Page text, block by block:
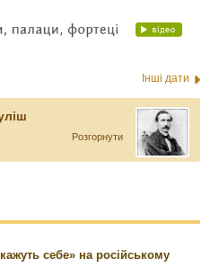
Інші дати
Розгорнути
себе» на російському